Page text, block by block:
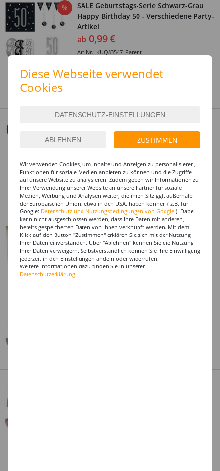
%
SALE Geburtstags-Serie Schwarz-Grau
Happy Birthday 50 - Verschiedene Party-
Artikel
ab 0,99 €
Art.Nr.: KUQ83547_Parent
3 Varianten
%
SALE Geburtstags-Serie Verkehrsschild
ab
Dieses Produkt gibt es in
7 Varianten
Kennen Sie schon unsere Eigenmarke WOOOOZY
Geldbox 50. Geburtstag, gold-weiß,
20x20x20 cm
Auf Lager
9,99 €
Art.Nr.: KSX6186-50
Diese Webseite verwendet
Cookies
ZUSTIMMEN
Wir verwenden Cookies, um Inhalte und Anzeigen zu personalisieren,
Funktionen für soziale Medien anbieten zu können und die Zugriffe
auf unsere Website zu analysieren. Zudem geben wir Informationen zu
Ihrer Verwendung unserer Website an unsere Partner für soziale
Medien, Werbung und Analysen weiter, die ihren Sitz ggf. außerhalb
der Europäischen Union, etwa in den USA, haben können ( z.B. für
Google: Datenschutz und Nutzungsbedingungen von Google ). Dabei
kann nicht ausgeschlossen werden, dass Ihre Daten mit anderen,
bereits gespeicherten Daten von Ihnen verknüpft werden. Mit dem
Klick auf den Button "Zustimmen" erklären Sie sich mit der Nutzung
Ihrer Daten einverstanden. Über "Ablehnen" können Sie die Nutzung
Ihrer Daten verweigern. Selbstverständlich können Sie Ihre Einwilligung
jederzeit in den Einstellungen ändern oder widerrufen.
Weitere Informationen dazu finden Sie in unserer
Datenschutzerklärung.